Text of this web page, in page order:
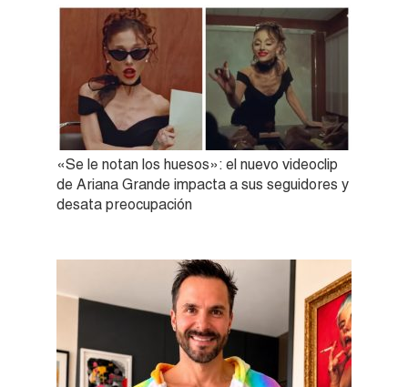
«Se le notan los huesos»: el nuevo videoclip
de Ariana Grande impacta a sus seguidores y
desata preocupación